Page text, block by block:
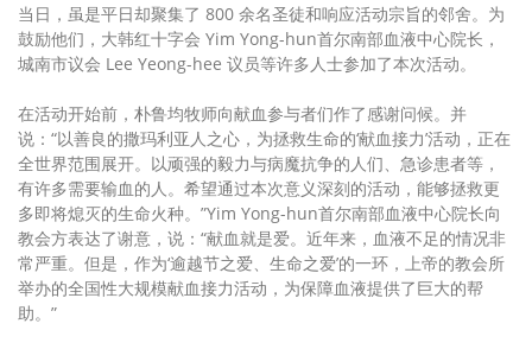
当日，虽是平日却聚集了 800 余名圣徒和响应活动宗旨的邻舍。为
鼓励他们，大韩红十字会 Yim Yong-hun首尔南部血液中心院长，
城南市议会 Lee Yeong-hee 议员等许多人士参加了本次活动。
在活动开始前，朴鲁均牧师向献血参与者们作了感谢问候。并
说：“以善良的撒玛利亚人之心，为拯救生命的‘献血接力’活动，正在
全世界范围展开。以顽强的毅力与病魔抗争的人们、急诊患者等，
有许多需要输血的人。希望通过本次意义深刻的活动，能够拯救更
多即将熄灭的生命火种。”Yim Yong-hun首尔南部血液中心院长向
教会方表达了谢意，说：“献血就是爱。近年来，血液不足的情况非
常严重。但是，作为‘逾越节之爱、生命之爱’的一环，上帝的教会所
举办的全国性大规模献血接力活动，为保障血液提供了巨大的帮
助。”